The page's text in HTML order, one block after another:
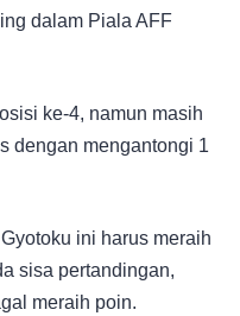
dalam Piala AFF
ke-4, namun masih
dengan mengantongi 1
ini harus meraih
sisa pertandingan,
meraih poin.